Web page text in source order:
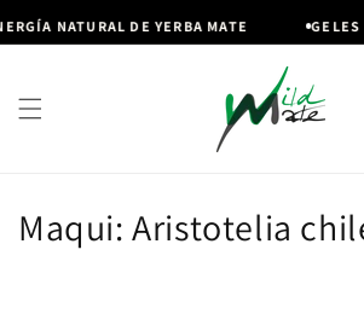
directamente
al contenido
NATURAL DE YERBA MATE GELES
C
Maqui: Aristotelia